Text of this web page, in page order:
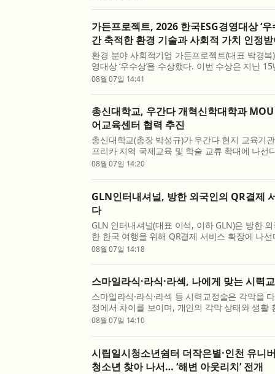
가든프로젝트, 2026 한국ESG경영대상 ‘
간 축적한 환경 기술과 사회적 가치 인정
환경 분야 사회적기업 가든프로젝트(대표 박경복
영대상 ‘우수상’을 수상했다. 이번 수상은 지난
순환, 환경복지, 환경교육 등 다양한 분야에서 축
08월 07일 14:41
총신대학교, 우간다 개혁신학대학과
어교육센터 협력 추진
총신대학교(총장 박성규)가 우간다 현지 교육기
프리카 지역 국제교육 및 학술 교류 확대에 나선
난 6일 총신대학교 사당캠퍼스 주기철기념홀에
08월 07일 14:20
GLN인터내셔널, 방한 외국인의 QR결제
다
GLN 인터내셔널(대표 이석, 이하 GLN)은 방한
한 한국 여행을 위해 QR결제 서비스 확장에 나
비스 확장은 서울페이 운영 사업자인 쿠콘과의
08월 07일 14:18
스마일라식·라식·라섹, 나에게 맞는 시력
스마일라식·라식·라섹 등 시력교정술은 각막을
정에서 차이를 보이며, 개인의 각막 상태와 생활
수술법이 달라질 수 있다. 밝은눈안과 잠실 본점
08월 07일 14:10
시립일시청소년쉼터 더작은별·인천 유니
청소년 찾아 나서… ‘해변 아웃리치’ 전개